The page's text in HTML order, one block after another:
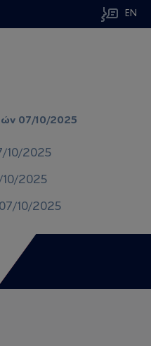
EN
07/10/2025
10/2025
10/2025
07/10/2025